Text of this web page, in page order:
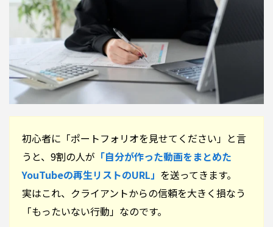
初心者に「ポートフォリオを見せてください」と言
うと、9割の人が 「自分が作った動画をまとめた
YouTubeの再生リストのURL」 を送ってきます。
実はこれ、クライアントからの信頼を大きく損なう
「もったいない行動」なのです。